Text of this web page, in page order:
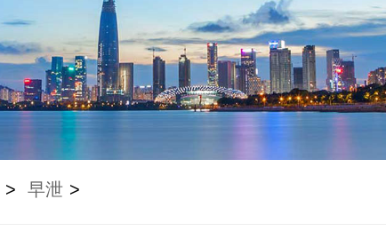
> 早泄 >